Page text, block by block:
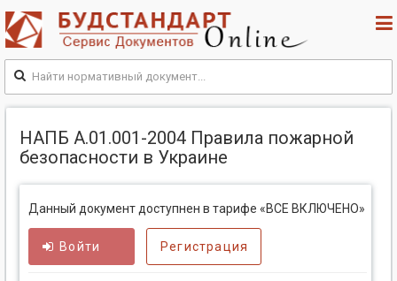
НАПБ А.01.001-2004 Правила пожарной
безопасности в Украине
Данный документ доступнен в тарифе «ВСЕ ВКЛЮЧЕНО»
Войти Регистрация